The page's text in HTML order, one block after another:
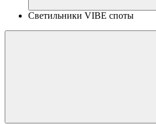
Светильники VIBE споты